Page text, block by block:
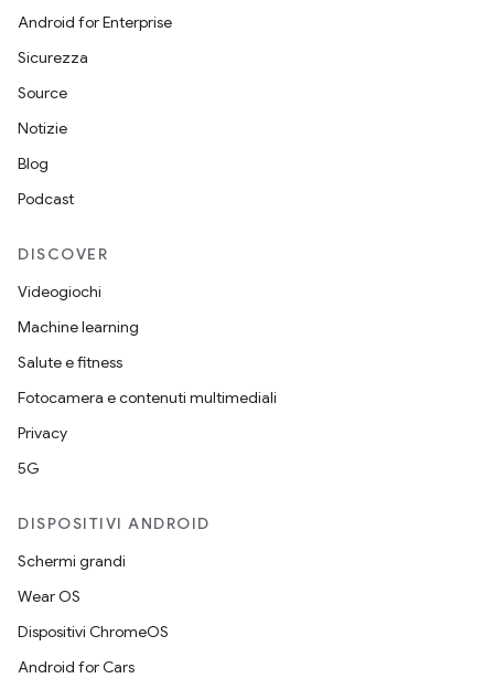
Android for Enterprise
Sicurezza
Source
Notizie
Blog
Podcast
DISCOVER
Videogiochi
Machine learning
Salute e fitness
Fotocamera e contenuti multimediali
Privacy
5G
DISPOSITIVI ANDROID
Schermi grandi
Wear OS
Dispositivi ChromeOS
Android for Cars